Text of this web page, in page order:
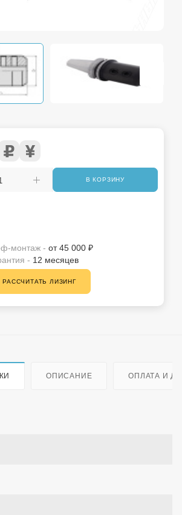
В КОРЗИНУ
монтаж - от 45 000 ₽
- 12 месяцев
РАССЧИТАТЬ ЛИЗИНГ
ОПИСАНИЕ ОПЛАТА И